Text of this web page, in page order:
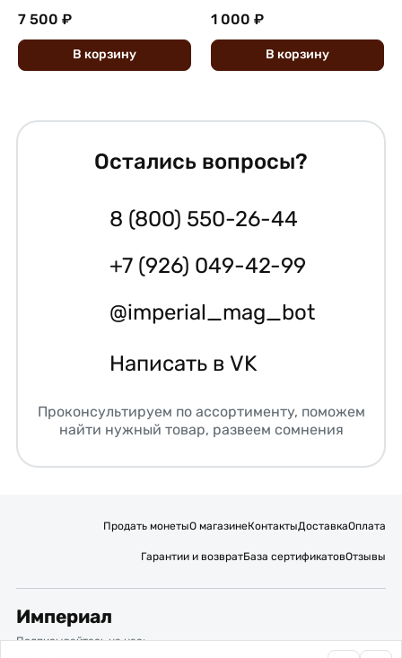
7 500 ₽
В корзину
1 000 ₽
В корзину
Остались вопросы?
8 (800) 550-26-44
+7 (926) 049-42-99
@imperial_mag_bot
Написать в VK
Проконсультируем по ассортименту, поможем
найти нужный товар, развеем сомнения
Продать монетыО магазинеКонтактыДоставкаОплата
Гарантии и возвратБаза сертификатовОтзывы
Империал
Подписывайтесь на нас: